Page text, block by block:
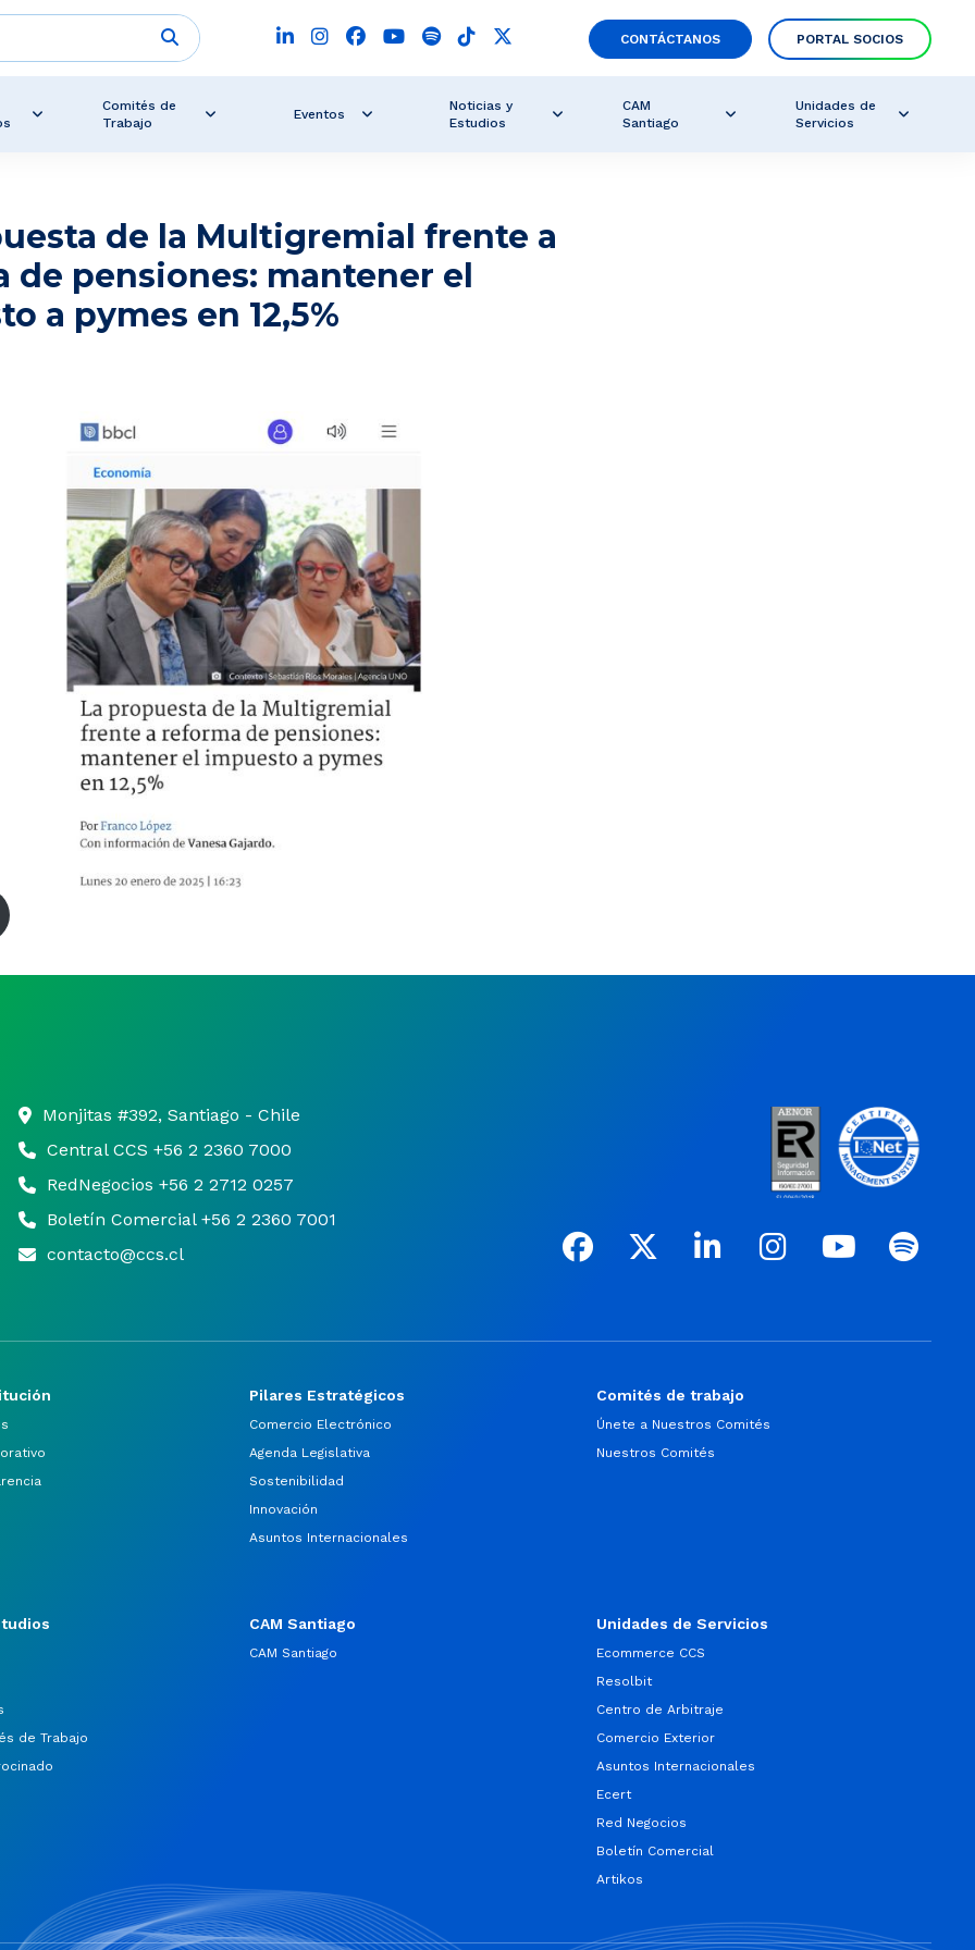
CONTÁCTANOS PORTAL SOCIOS
Comités de
Trabajo
Eventos
Noticias y
Estudios
CAM
Santiago
Unidades de
Servicios
de la Multigremial frente a
de pensiones: mantener el
a pymes en 12,5%
Monjitas #392, Santiago - Chile
Central CCS +56 2 2360 7000
RedNegocios +56 2 2712 0257
Boletín Comercial +56 2 2360 7001
contacto@ccs.cl
Pilares Estratégicos
Comercio Electrónico
Agenda Legislativa
Sostenibilidad
Innovación
Asuntos Internacionales
Comités de trabajo
Únete a Nuestros Comités
Nuestros Comités
de Trabajo
CAM Santiago
CAM Santiago
Unidades de Servicios
Ecommerce CCS
Resolbit
Centro de Arbitraje
Comercio Exterior
Asuntos Internacionales
Ecert
Red Negocios
Boletín Comercial
Artikos